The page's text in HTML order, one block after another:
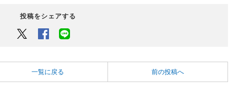
投稿をシェアする
Twitter Facebook
一覧に戻る 前の投稿へ